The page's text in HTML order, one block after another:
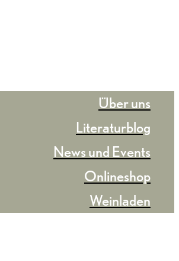
Über uns
Literaturblog
News und Events
Onlineshop
Weinladen